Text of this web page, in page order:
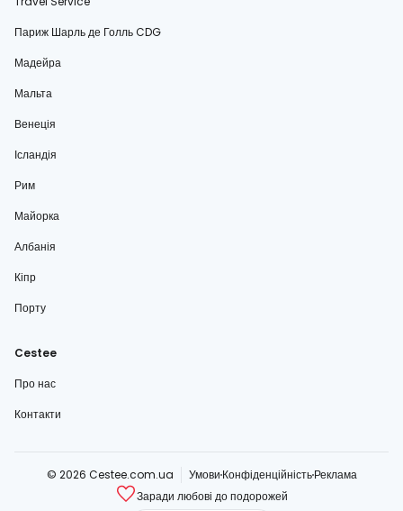
Париж Шарль де Голль CDG
Мадейра
Мальта
Венеція
Ісландія
Рим
Майорка
Албанія
Кіпр
Порту
Cestee
Про нас
Контакти
© 2026 Cestee.com.ua УмовиКонфіденційністьРеклама
Заради любові до подорожей